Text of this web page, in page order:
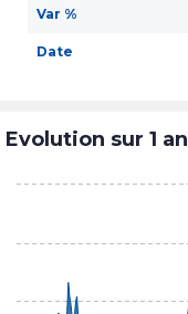
Var %
Date
Evolution sur 1 an